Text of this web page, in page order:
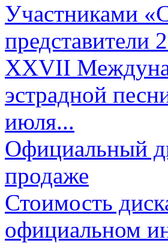
Участниками
представители
XXVII
эстрадной
июля...
Официальный
продаже
Стоимость
официальном